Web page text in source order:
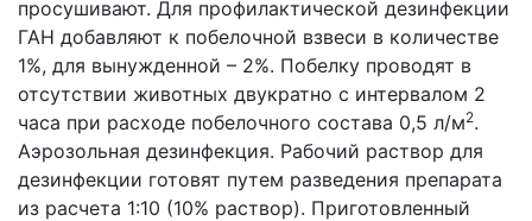
просушивают. Для профилактической дезинфекции
ГАН добавляют к побелочной взвеси в количестве
1%, для вынужденной – 2%. Побелку проводят в
отсутствии животных двукратно с интервалом 2
часа при расходе побелочного состава 0,5 л/м2.
Аэрозольная дезинфекция. Рабочий раствор для
дезинфекции готовят путем разведения препарата
из расчета 1:10 (10% раствор). Приготовленный